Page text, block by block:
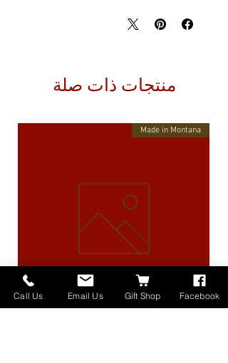
منتجات ذات صلة
Made in Montana
Call Us Email Us Gift Shop Facebook